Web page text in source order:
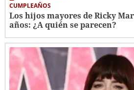
CUMPLEAÑOS
Los hijos mayores de Ricky
años: ¿A quién se parecen?